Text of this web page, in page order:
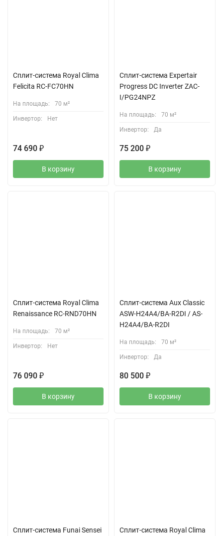
Сплит-система Royal Clima
Felicita RC-FC70HN
На площадь: 70 м²
Инвертор: Нет
74 690 ₽
В корзину
Сплит-система Expertair
Progress DC Inverter ZAC-
I/PG24NPZ
На площадь: 70 м²
Инвертор: Да
75 200 ₽
В корзину
Сплит-система Royal Clima
Renaissance RC-RND70HN
На площадь: 70 м²
Инвертор: Нет
76 090 ₽
В корзину
Сплит-система Aux Classic
ASW-H24A4/BA-R2DI / AS-
H24A4/BA-R2DI
На площадь: 70 м²
Инвертор: Да
80 500 ₽
В корзину
Сплит-система Funai Sensei Сплит-система Royal Clima